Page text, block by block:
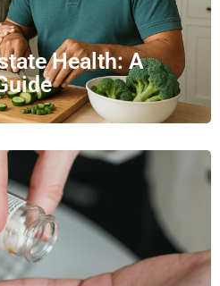
Health: A